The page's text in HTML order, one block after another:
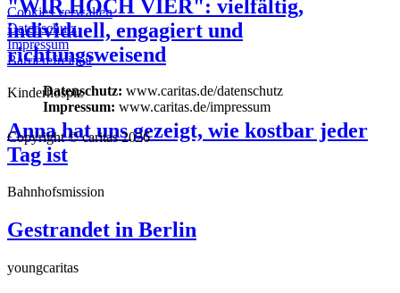
"WIR HOCH VIER": vielfältig,
individuell, engagiert und
richtungsweisend
Kinderhospiz
Anna hat uns gezeigt, wie kostbar jeder
Tag ist
Bahnhofsmission
Gestrandet in Berlin
youngcaritas
Cookies verwalten
Datenschutz
Impressum
Barrierefreiheit
Datenschutz: www.caritas.de/datenschutz
Impressum: www.caritas.de/impressum
Copyright © caritas 2026